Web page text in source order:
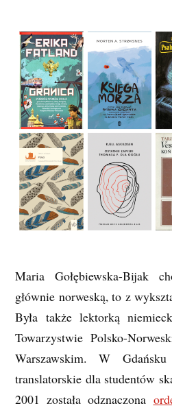
Maria Gołębiewska-Bijak
głównie norweską, to z
Była także lektorką
Towarzystwie Polsko-
Warszawskim. W
translatorskie dla studentów
2001 została odznaczona